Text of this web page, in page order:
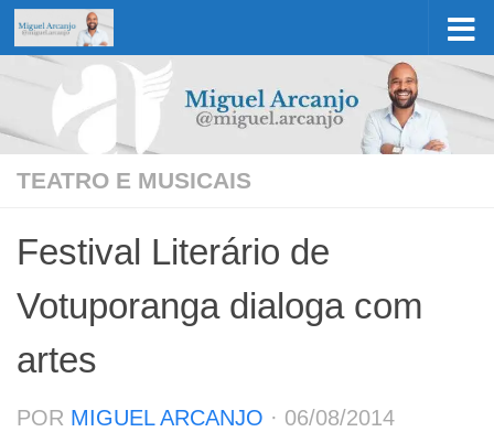
Skip to content
TEATRO E MUSICAIS
Festival Literário de
Votuporanga dialoga com
artes
POR MIGUEL ARCANJO · 06/08/2014